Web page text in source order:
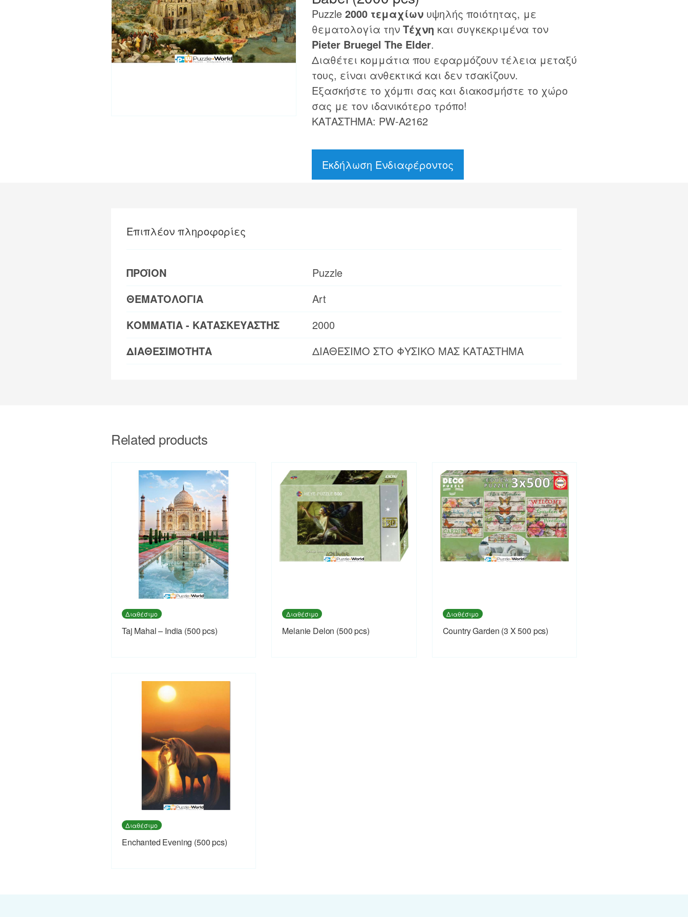
Puzzle 2000 τεμαχίωνυψηλής ποιότητας, με
θεματολογία την Τέχνη και συγκεκριμένα τον
Pieter Bruegel The Elder.
Διαθέτει κομμάτια που εφαρμόζουν τέλεια μεταξύ
τους, είναι ανθεκτικά και δεν τσακίζουν.
Εξασκήστε το χόμπι σας και διακοσμήστε το χώρο
σας με τον ιδανικότερο τρόπο!
ΚΑΤΑΣΤΗΜΑ: PW-A2162
Εκδήλωση Ενδιαφέροντος
Επιπλέον πληροφορίες
ΠΡΟΪΟΝ
Puzzle
ΘΕΜΑΤΟΛΟΓΙΑ
Art
ΚΟΜΜΑΤΙΑ - ΚΑΤΑΣΚΕΥΑΣΤΗΣ
2000
ΔΙΑΘΕΣΙΜΟΤΗΤΑ
ΔΙΑΘΕΣΙΜΟ ΣΤΟ ΦΥΣΙΚΟ ΜΑΣ ΚΑΤΑΣΤΗΜΑ
Related products
Διαθέσιμο
Taj Mahal – India (500 pcs)
Διαθέσιμο
Melanie Delon (500 pcs)
Διαθέσιμο
Country Garden (3 X 500 pcs)
Διαθέσιμο
Enchanted Evening (500 pcs)